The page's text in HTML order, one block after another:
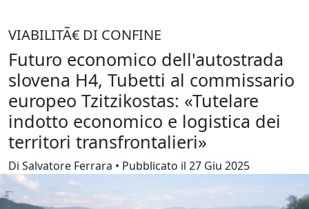
VIABILITÃ€ DI CONFINE
Futuro economico dell'autostrada
slovena H4, Tubetti al commissario
europeo Tzitzikostas: «Tutelare
indotto economico e logistica dei
territori transfrontalieri»
Di Salvatore Ferrara • Pubblicato il 27 Giu 2025